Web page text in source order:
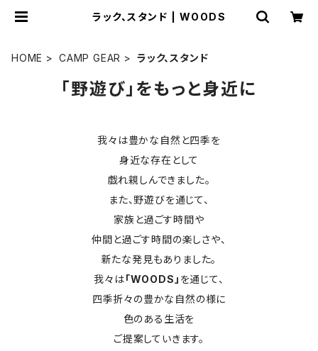
ラック、スタンド | WOODS
HOME CAMP GEAR ラック、スタンド
「野遊び」をもっと身近に
我々は豊かな自然と四季を
身近な存在として
戯れ親しんできました。
また、野遊びを通じて、
家族と過ごす時間や
仲間と過ごす時間の楽しさや、
新たな発見もありました。
我々は「WOODS」 を通じて、
四季折々の豊かな自然の様に
色のある生活を
ご提案していきます。